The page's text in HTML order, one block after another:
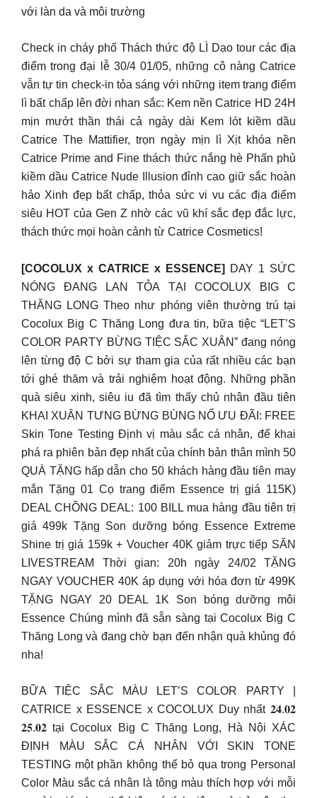
với làn da và môi trường
Check in cháy phố Thách thức độ LÌ Dạo tour các địa
điểm trong đại lễ 30/4 01/05, những cô nàng Catrice
vẫn tự tin check-in tỏa sáng với những item trang điểm
lì bất chấp lên đời nhan sắc: Kem nền Catrice HD 24H
mịn mướt thần thái cả ngày dài Kem lót kiềm dầu
Catrice The Mattifier, trọn ngày mịn lì Xịt khóa nền
Catrice Prime and Fine thách thức nắng hè Phấn phủ
kiềm dầu Catrice Nude Illusion đỉnh cao giữ sắc hoàn
hảo Xinh đẹp bất chấp, thỏa sức vi vu các địa điểm
siêu HOT của Gen Z nhờ các vũ khí sắc đẹp đắc lực,
thách thức mọi hoàn cảnh từ Catrice Cosmetics!
[COCOLUX x CATRICE x ESSENCE]
DAY 1 SỨC
NÓNG ĐANG LAN TỎA TẠI COCOLUX BIG C
THĂNG LONG Theo như phóng viên thường trú tại
Cocolux Big C Thăng Long đưa tin, bữa tiệc “LET’S
COLOR PARTY BỪNG TIỆC SẮC XUÂN” đang nóng
lên từng độ C bởi sự tham gia của rất nhiều các bạn
tới ghé thăm và trải nghiệm hoạt động. Những phần
quà siêu xinh, siêu iu đã tìm thấy chủ nhân đầu tiên
KHAI XUÂN TƯNG BỪNG BÙNG NỔ ƯU ĐÃI: FREE
Skin Tone Testing Định vị màu sắc cá nhân, để khai
phá ra phiên bản đẹp nhất của chính bản thân mình 50
QUÀ TẶNG hấp dẫn cho 50 khách hàng đầu tiên may
mắn Tặng 01 Cọ trang điểm Essence trị giá 115K)
DEAL CHỒNG DEAL: 100 BILL mua hàng đầu tiên trị
giá 499k Tặng Son dưỡng bóng Essence Extreme
Shine trị giá 159k + Voucher 40K giảm trực tiếp SĂN
LIVESTREAM Thời gian: 20h ngày 24/02 TẶNG
NGAY VOUCHER 40K áp dụng với hóa đơn từ 499K
TẶNG NGAY 20 DEAL 1K Son bóng dưỡng môi
Essence Chúng mình đã sẵn sàng tại Cocolux Big C
Thăng Long và đang chờ bạn đến nhận quà khủng đó
nha!
BỮA TIỆC SẮC MÀU LET’S COLOR PARTY |
CATRICE x ESSENCE x COCOLUX Duy nhất 𝟐𝟒.𝟎𝟐
𝟐𝟓.𝟎𝟐 tại Cocolux Big C Thăng Long, Hà Nội XÁC
ĐỊNH MÀU SẮC CÁ NHÂN VỚI SKIN TONE
TESTING một phần không thể bỏ qua trong Personal
Color Màu sắc cá nhân là tông màu thích hợp với mỗi